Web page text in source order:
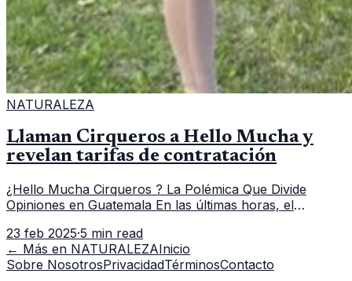
NATURALEZA
Llaman Cirqueros a Hello Mucha y
revelan tarifas de contratación
¿Hello Mucha Cirqueros ? La Polémica Que Divide
Opiniones en Guatemala En las últimas horas, el
conocido como Hello Mucha ha gener
23 feb 2025·5 min read
← Más en NATURALEZAInicio
Sobre NosotrosPrivacidadTérminosContacto